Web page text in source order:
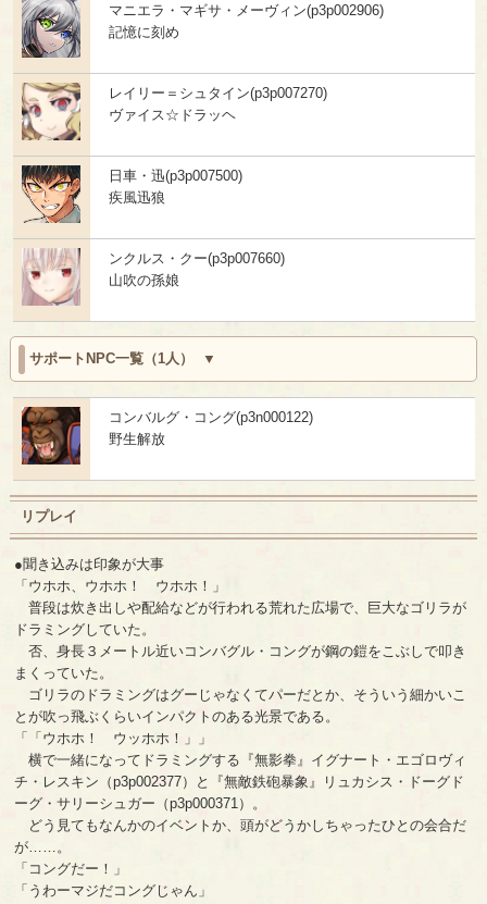
マニエラ・マギサ・メーヴィン(p3p002906)
記憶に刻め
レイリー＝シュタイン(p3p007270)
ヴァイス☆ドラッヘ
日車・迅(p3p007500)
疾風迅狼
ンクルス・クー(p3p007660)
山吹の孫娘
サポートNPC一覧（1人）
コンバルグ・コング(p3n000122)
野生解放
リプレイ
●聞き込みは印象が大事
「ウホホ、ウホホ！ ウホホ！」
普段は炊き出しや配給などが行われる荒れた広場で、巨大なゴリラが
ドラミングしていた。
否、身長３メートル近いコンバグル・コングが鋼の鎧をこぶしで叩き
まくっていた。
ゴリラのドラミングはグーじゃなくてパーだとか、そういう細かいこ
とが吹っ飛ぶくらいインパクトのある光景である。
「「ウホホ！ ウッホホ！」」
横で一緒になってドラミングする『無影拳』イグナート・エゴロヴィ
チ・レスキン（p3p002377）と『無敵鉄砲暴象』リュカシス・ドーグド
ーグ・サリーシュガー（p3p000371）。
どう見てもなんかのイベントか、頭がどうかしちゃったひとの会合だ
が……。
「コングだー！」
「うわーマジだコングじゃん」